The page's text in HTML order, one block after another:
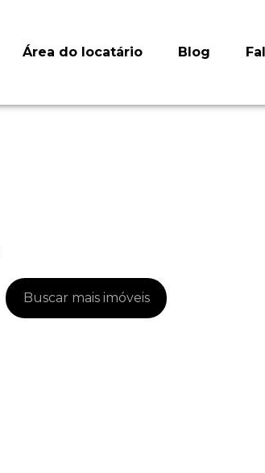
Área do locatário Blog
Buscar mais imóveis